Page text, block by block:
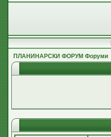
ПЛАНИНАРСКИ ФОРУМ Форуми